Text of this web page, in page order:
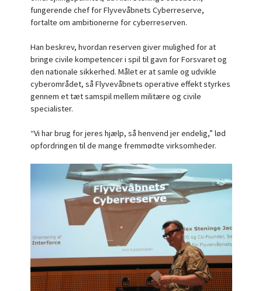
fungerende chef for Flyvevåbnets Cyberreserve,
fortalte om ambitionerne for cyberreserven.
Han beskrev, hvordan reserven giver mulighed for at
bringe civile kompetencer i spil til gavn for Forsvaret og
den nationale sikkerhed. Målet er at samle og udvikle
cyberområdet, så Flyvevåbnets operative effekt styrkes
gennem et tæt samspil mellem militære og civile
specialister.
“Vi har brug for jeres hjælp, så henvend jer endelig,” lød
opfordringen til de mange fremmødte virksomheder.